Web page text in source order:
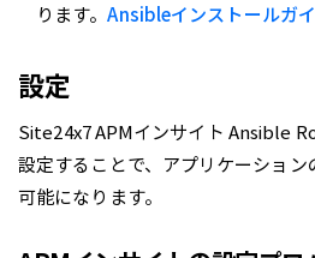
ります。Ansibleインストールガ
設定
Site24x7 APMインサイト Ansible
設定することで、アプリケーショ
可能になります。